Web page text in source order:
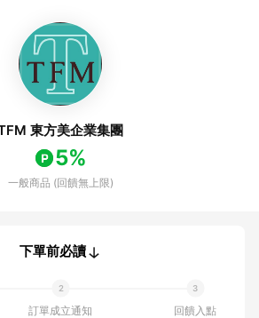
東方美企業集團
5%
一般商品 (回饋無上限)
下單前必讀
訂單成立通知
回饋入點